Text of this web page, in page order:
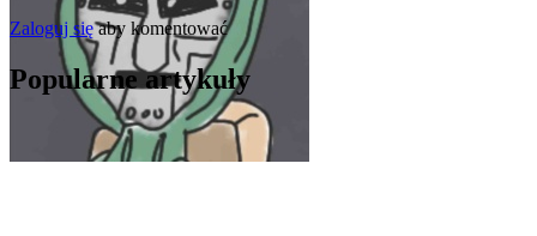
Zaloguj sięaby komentować
Popularne artykuły